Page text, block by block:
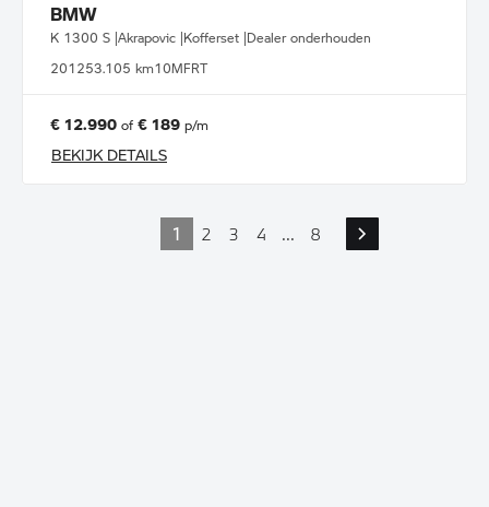
BMW
K 1300 S |Akrapovic |Kofferset |Dealer onderhouden
201253.105 km10MFRT
€ 12.990 of € 189 p/m
BEKIJK DETAILS
1 2 3 4 ... 8